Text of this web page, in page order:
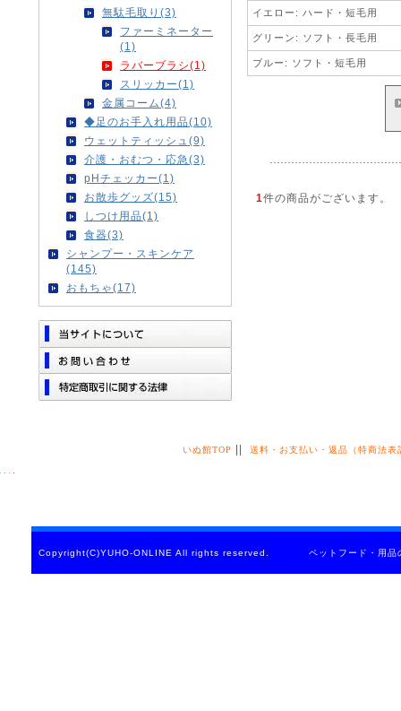
無駄毛取り(3)
ファーミネーター
(1)
ラバーブラシ(1)
スリッカー(1)
金属コーム(4)
◆足のお手入れ用品(10)
ウェットティッシュ(9)
介護・おむつ・応急(3)
pHチェッカー(1)
お散歩グッズ(15)
しつけ用品(1)
食器(3)
シャンプー・スキンケア
(145)
おもちゃ(17)
イエロー: ハード・短毛用
グリーン: ソフト・長毛用
ブルー: ソフト・短毛用
1 件の商品がございます。
いぬ館TOP || 送料・お支払い・返品（特商法表
Copyright(C)YUHO-ONLINE All rights reserved. ペットフード・用品